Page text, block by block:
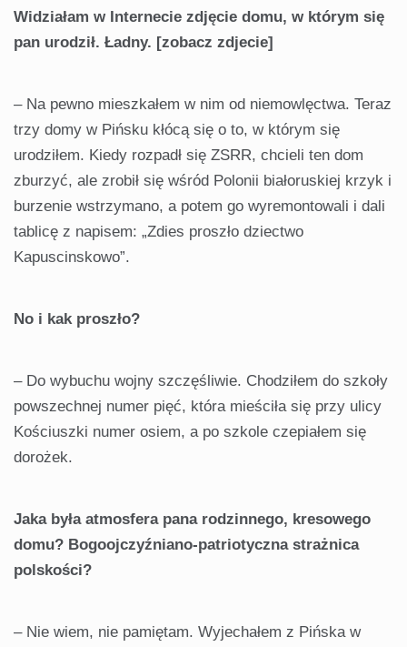
Widziałam w Internecie zdjęcie domu, w którym się
pan urodził. Ładny. [zobacz zdjecie]
– Na pewno mieszkałem w nim od niemowlęctwa. Teraz
trzy domy w Pińsku kłócą się o to, w którym się
urodziłem. Kiedy rozpadł się ZSRR, chcieli ten dom
zburzyć, ale zrobił się wśród Polonii białoruskiej krzyk i
burzenie wstrzymano, a potem go wyremontowali i dali
tablicę z napisem: „Zdies proszło dziectwo
Kapuscinskowo”.
No i kak proszło?
– Do wybuchu wojny szczęśliwie. Chodziłem do szkoły
powszechnej numer pięć, która mieściła się przy ulicy
Kościuszki numer osiem, a po szkole czepiałem się
dorożek.
Jaka była atmosfera pana rodzinnego, kresowego
domu? Bogoojczyźniano-patriotyczna strażnica
polskości?
– Nie wiem, nie pamiętam. Wyjechałem z Pińska w